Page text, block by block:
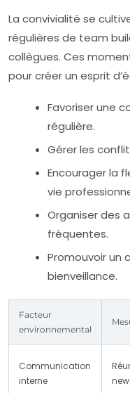
La convivialité se
régulières de team
collègues. Ces
pour créer un esprit
Favoriser une
régulière.
Gérer les
Encourager la
vie
Organiser des
fréquentes.
Promouvoir un
bienveillance.
Facteur
environnemental
Communication
interne